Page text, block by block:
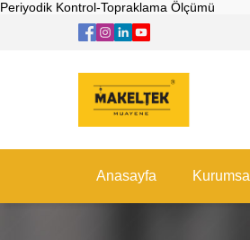
Periyodik Kontrol-Topraklama Ölçümü
Anasayfa Kurumsal